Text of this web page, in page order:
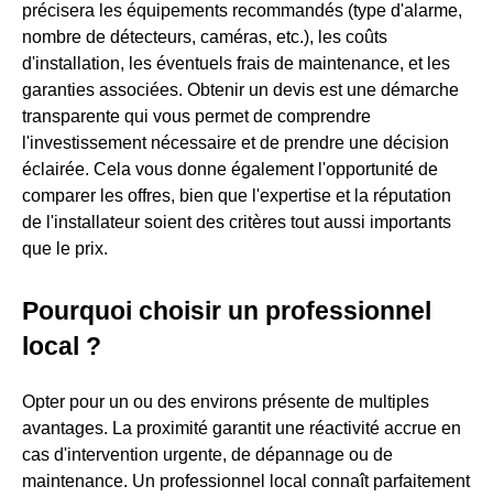
précisera les équipements recommandés (type d'alarme,
nombre de détecteurs, caméras, etc.), les coûts
d'installation, les éventuels frais de maintenance, et les
garanties associées. Obtenir un devis est une démarche
transparente qui vous permet de comprendre
l'investissement nécessaire et de prendre une décision
éclairée. Cela vous donne également l'opportunité de
comparer les offres, bien que l'expertise et la réputation
de l'installateur soient des critères tout aussi importants
que le prix.
Pourquoi choisir un professionnel
local ?
Opter pour un ou des environs présente de multiples
avantages. La proximité garantit une réactivité accrue en
cas d'intervention urgente, de dépannage ou de
maintenance. Un professionnel local connaît parfaitement